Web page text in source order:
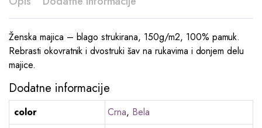
Ženska majica – blago strukirana, 150g/m2, 100% pamuk.
Rebrasti okovratnik i dvostruki šav na rukavima i donjem delu
majice.
Dodatne informacije
color Crna, Bela